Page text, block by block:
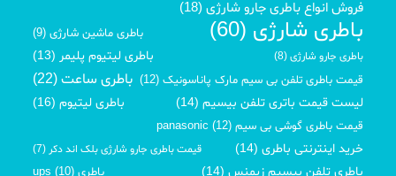
فروش انواع باطری جارو شارژی (18)
باطری شارژی (60) باطری ماشین شارژی (9)
باطری جارو شارژی (8) باطری لیتیوم پلیمر (13)
قیمت باطری تلفن بی سیم مارک پاناسونیک (12) باطری ساعت (22)
لیست قیمت باتری تلفن بیسیم (14) باطری لیتیوم (16)
قیمت باطری گوشی بی سیم panasonic (12)
خرید اینترنتی باطری (14) قیمت باطری جارو شارژی بلک اند دکر (7)
باطری تلفن بیسیم زیمنس (14) باطری ups (10)